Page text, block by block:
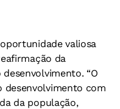
valiosa
da
“O
desenvolvimento com
da população,